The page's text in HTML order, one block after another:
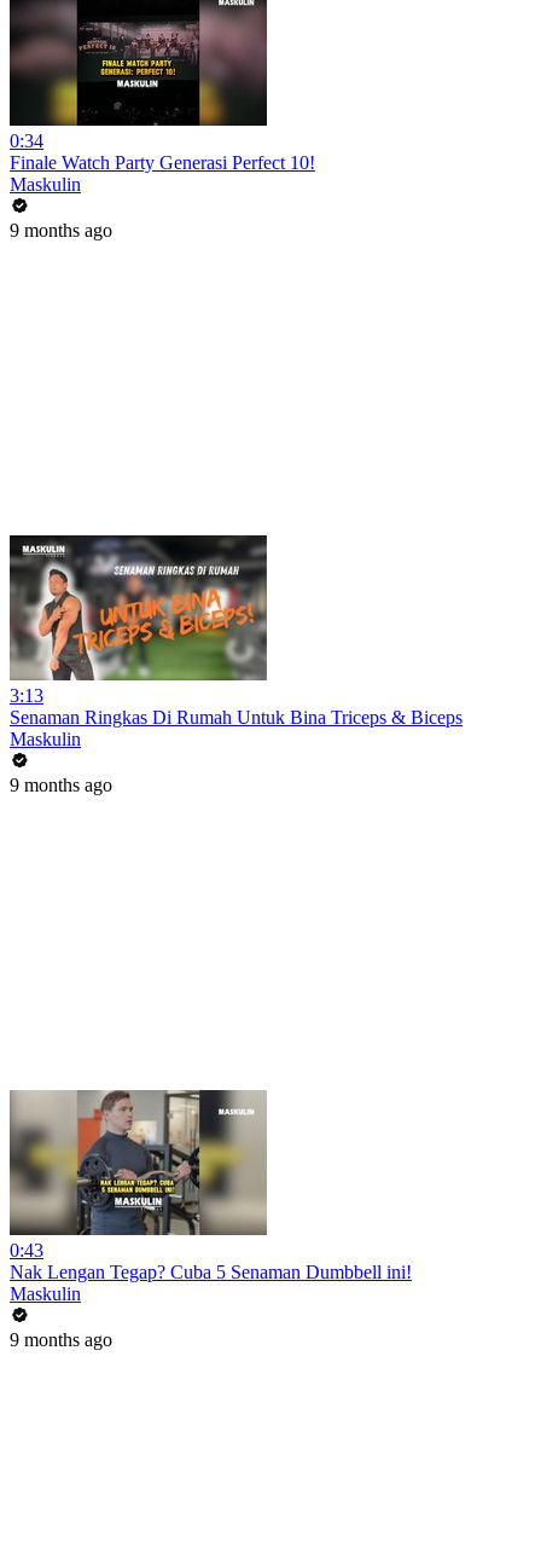
0:34
Finale Watch Party Generasi Perfect 10!
Maskulin
9 months ago
3:13
Senaman Ringkas Di Rumah Untuk Bina Triceps & Biceps
Maskulin
9 months ago
0:43
Nak Lengan Tegap? Cuba 5 Senaman Dumbbell ini!
Maskulin
9 months ago